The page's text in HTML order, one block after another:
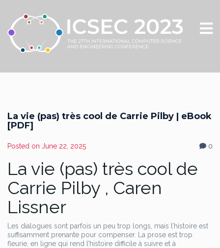
La vie (pas) très cool de Carrie Pilby | eBook
[PDF]
Posted on June 22, 2025 0
La vie (pas) très cool de
Carrie Pilby , Caren
Lissner
Les dialogues sont parfois un peu trop longs, mais l’histoire est
suffisamment prenante pour compenser. La prose est trop
fleurie, en ligne qui rend l’histoire difficile à suivre et à